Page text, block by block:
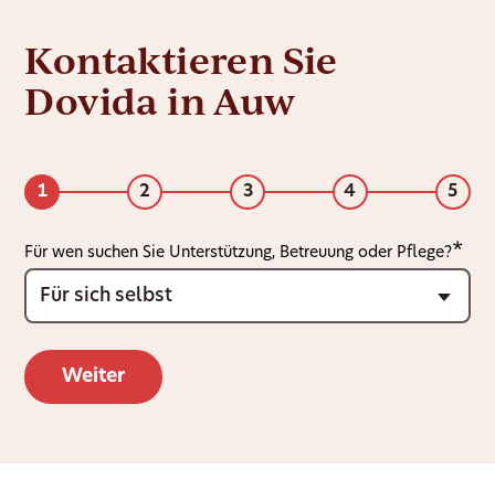
Kontaktieren Sie
Dovida in Auw
1 2 3 4 5
Für wen suchen Sie Unterstützung, Betreuung oder Pflege?